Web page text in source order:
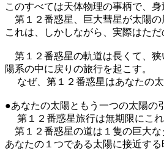
このすべては天体物理の事柄で、身
第１２番惑星、巨大彗星が太陽の
これは、しかしながら、実際はた
第１２番惑星の軌道は長くて、狭
陽系の中に戻りの旅行を起こす。
なぜ、第１２番惑星はあなたの太
●あなたの太陽ともう一つの太陽の
第１２番惑星旅行は無期限にこれ
第１２番惑星の道は１隻の巨大な
あなたの１つである太陽に接近す